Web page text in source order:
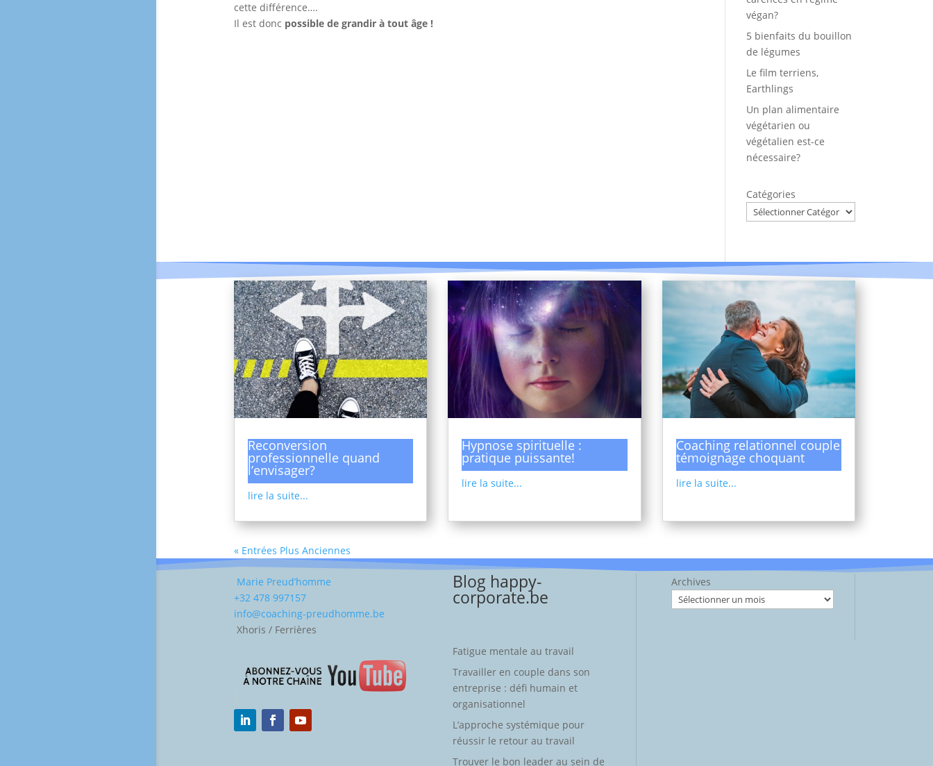
cette différence….
Il est donc possible de grandir à tout âge !
végan?
5 bienfaits du bouillon
de légumes
Le film terriens,
Earthlings
Un plan alimentaire
végétarien ou
végétalien est-ce
nécessaire?
Catégories
Reconversion
professionnelle quand
l’envisager?
lire la suite...
Hypnose spirituelle :
pratique puissante!
lire la suite...
Coaching relationnel couple
témoignage choquant
lire la suite...
« Entrées Plus Anciennes
Marie Preud’homme
+32 478 997157
info@coaching-preudhomme.be
Xhoris / Ferrières
Blog happy-
corporate.be
Fatigue mentale au travail
Travailler en couple dans son
entreprise : défi humain et
organisationnel
L’approche systémique pour
réussir le retour au travail
Trouver le bon leader au sein de
Archives